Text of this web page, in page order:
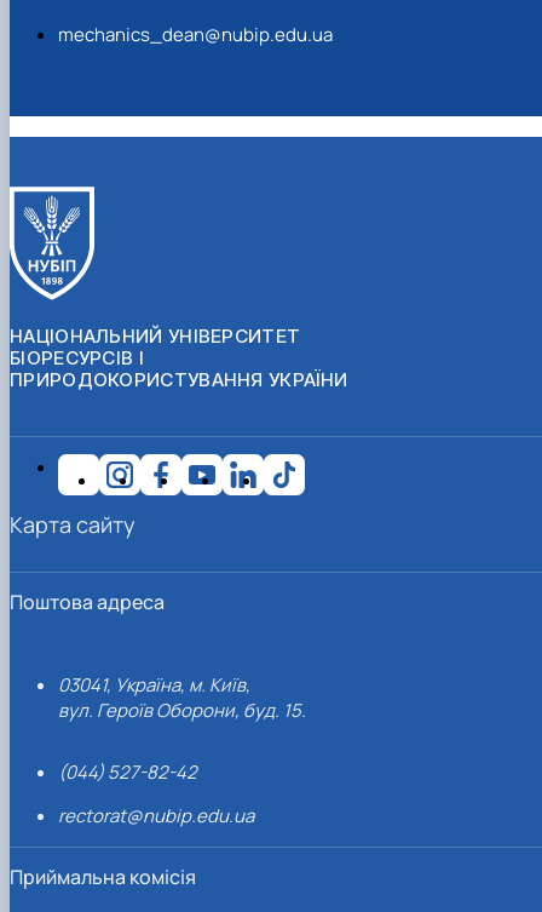
mechanics_dean@nubip.edu.ua
НАЦІОНАЛЬНИЙ УНІВЕРСИТЕТ
БІОРЕСУРСІВ І
ПРИРОДОКОРИСТУВАННЯ УКРАЇНИ
Поштова адреса
03041, Україна, м. Київ,
вул. Героїв Оборони, буд. 15.
(044) 527-82-42
rectorat@nubip.edu.ua
Приймальна комісія
Карта сайту